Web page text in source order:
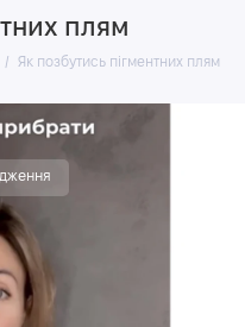
плям
Як позбутись пігментних плям